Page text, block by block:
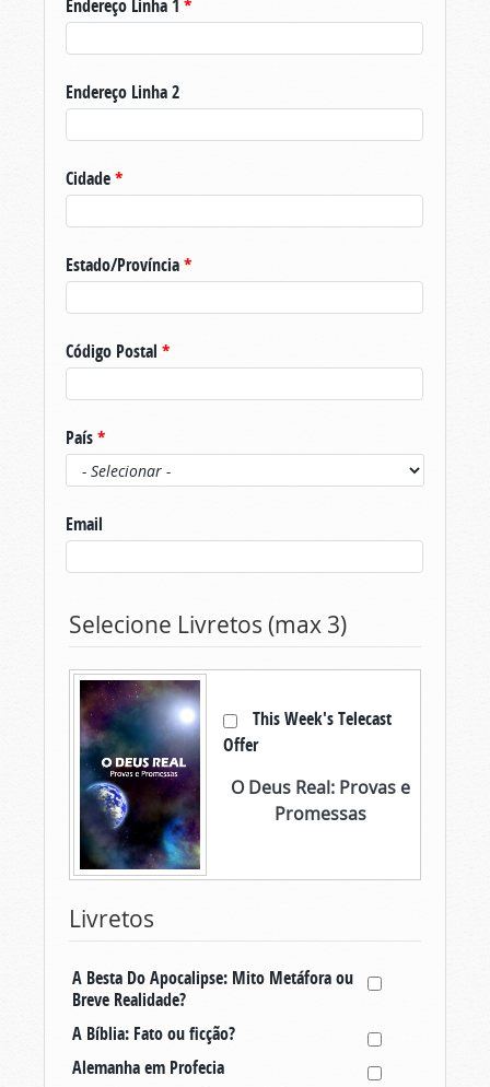
Endereço Linha 1 *
Endereço Linha 2
Cidade*
Estado/Província*
Código Postal *
País*
Email
Selecione Livretos (max 3)
This Week's Telecast
Offer
O Deus Real: Provas e
Promessas
Livretos
A Besta Do Apocalipse: Mito Metáfora ou
Breve Realidade?
A Bíblia: Fato ou ficção?
Alemanha em Profecia